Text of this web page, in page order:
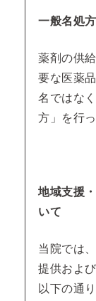
一般名処
薬剤の供
要な医薬
名ではな
方」を行
地域支援
いて
当院では
提供およ
以下の通